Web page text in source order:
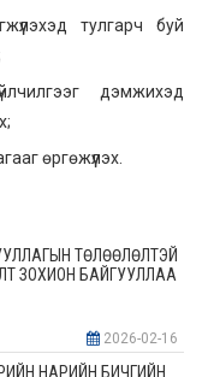
тулгарч буй
дэмжихэд
өргөжүүлэх.
ТӨЛӨӨЛӨЛТЭЙ
ЗОХИОН БАЙГУУЛЛАА
2026-02-16
НАРИЙН БИЧГИЙН